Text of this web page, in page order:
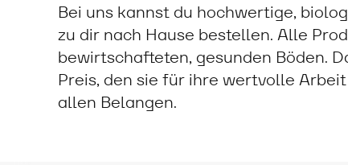
Bei uns kannst du hochwertige,
zu dir nach Hause bestellen. Alle
bewirtschafteten, gesunden Böden.
Preis, den sie für ihre wertvolle
allen Belangen.